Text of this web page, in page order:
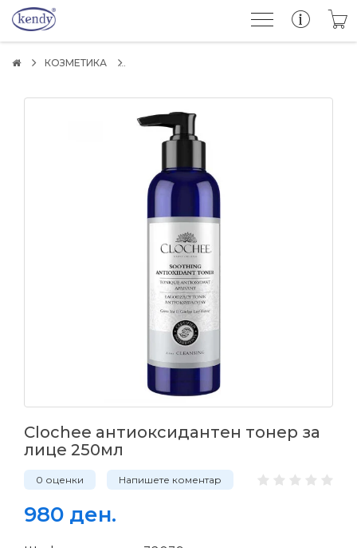
КОЗМЕТИКА
Clochee антиоксидантен тонер за
лице 250мл
0 оценки Напишете коментар
980 ден.